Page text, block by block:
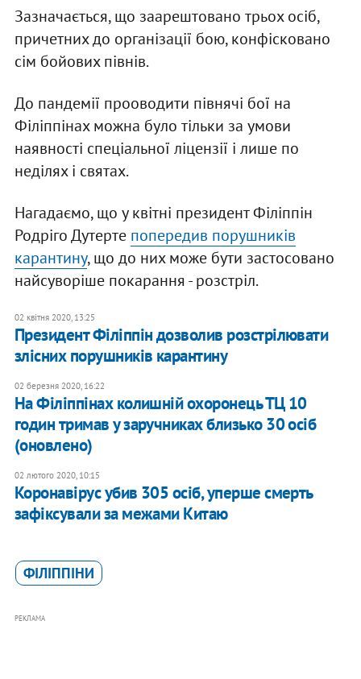
Зазначається, що заарештовано трьох осіб,
причетних до організації бою, конфісковано
сім бойових півнів.
До пандемії прооводити півнячі бої на
Філіппінах можна було тільки за умови
наявності спеціальної ліцензії і лише по
неділях і святах.
Нагадаємо, що у квітні президент Філіппін
Родріго Дутерте попередив порушників
карантину, що до них може бути застосовано
найсуворіше покарання - розстріл.
02 квітня 2020, 13:25
Президент Філіппін дозволив розстрілювати
злісних порушників карантину
02 березня 2020, 16:22
На Філіппінах колишній охоронець ТЦ 10
годин тримав у заручниках близько 30 осіб
(оновлено)
02 лютого 2020, 10:15
Коронавірус убив 305 осіб, уперше смерть
зафіксували за межами Китаю
ФІЛІППІНИ
РЕКЛАМА